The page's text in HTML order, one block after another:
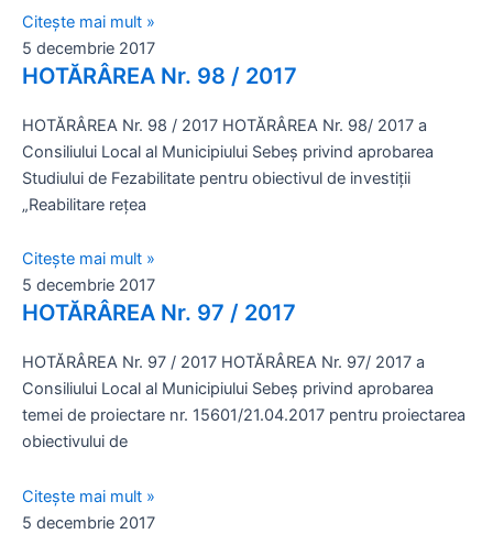
Citește mai mult »
5 decembrie 2017
HOTĂRÂREA Nr. 98 / 2017
HOTĂRÂREA Nr. 98 / 2017 HOTĂRÂREA Nr. 98/ 2017 a
Consiliului Local al Municipiului Sebeş privind aprobarea
Studiului de Fezabilitate pentru obiectivul de investiţii
„Reabilitare reţea
Citește mai mult »
5 decembrie 2017
HOTĂRÂREA Nr. 97 / 2017
HOTĂRÂREA Nr. 97 / 2017 HOTĂRÂREA Nr. 97/ 2017 a
Consiliului Local al Municipiului Sebeş privind aprobarea
temei de proiectare nr. 15601/21.04.2017 pentru proiectarea
obiectivului de
Citește mai mult »
5 decembrie 2017